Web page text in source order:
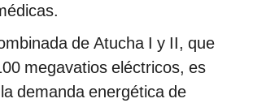
de Atucha I y II, que
megavatios eléctricos, es
demanda energética de